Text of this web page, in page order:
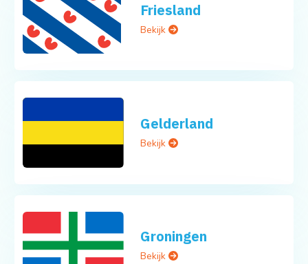
Friesland
Bekijk
Gelderland
Bekijk
Groningen
Bekijk